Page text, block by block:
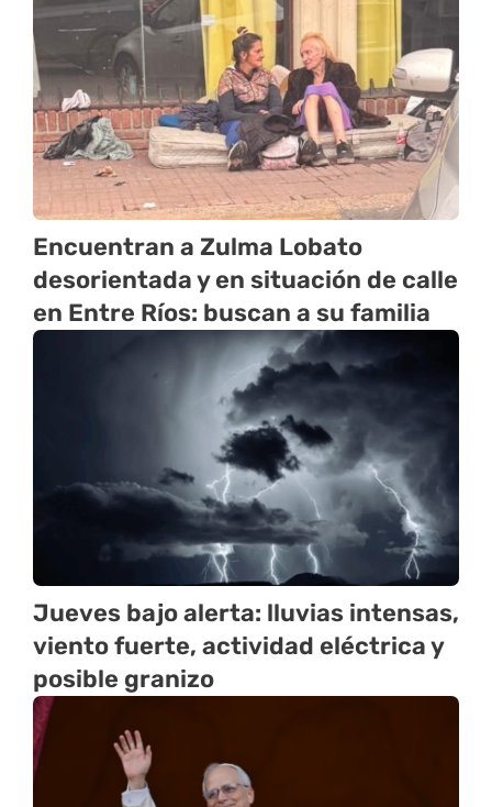
Encuentran a Zulma Lobato
desorientada y en situación de calle
en Entre Ríos: buscan a su familia
Jueves bajo alerta: lluvias intensas,
viento fuerte, actividad eléctrica y
posible granizo